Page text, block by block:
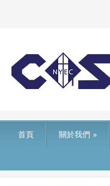
首頁 關於我們 »